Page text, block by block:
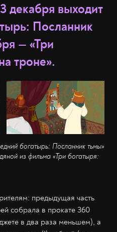
декабря выходит
Посланник
— «Три
троне».
богатырь: Посланник тьмы»
из фильма «Три богатыря:
предыдущая часть
собрала в прокате 360
в два раза меньшем), а